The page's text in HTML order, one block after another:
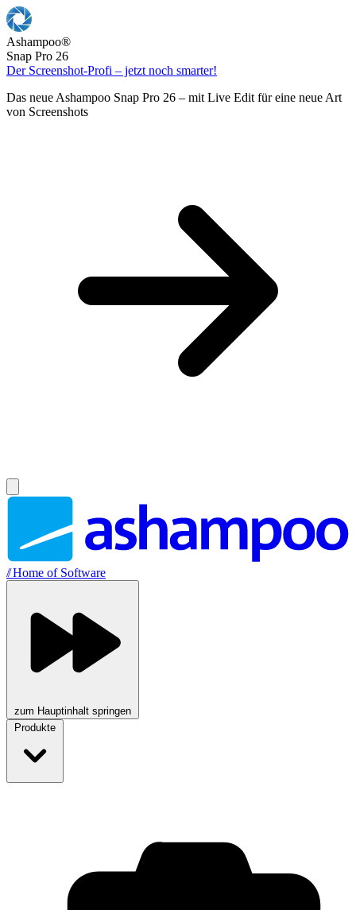
Ashampoo®
Snap Pro 26
Der Screenshot-Profi – jetzt noch smarter!
Das neue Ashampoo Snap Pro 26 – mit Live Edit für eine neue Art
von Screenshots
//Home of Software
zum Hauptinhalt springen
Produkte